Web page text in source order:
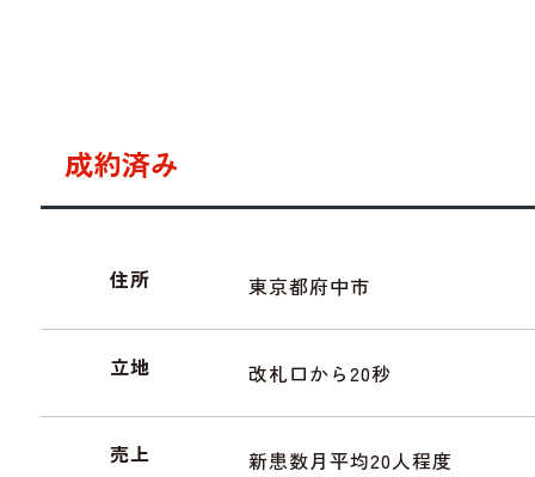
成約済み
住所 東京都府中市
立地 改札口から20秒
売上 新患数月平均20人程度